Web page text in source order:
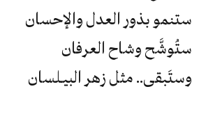
ستنمو بذور العدل والإحسان
ستُوشَّح وشاح العرفان
وستَبقى.. مثل زهر البيـلسان